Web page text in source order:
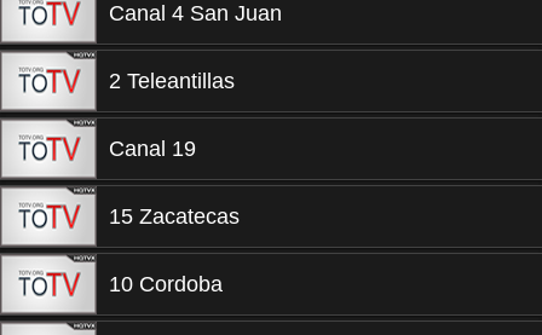
Canal 4 San Juan
2 Teleantillas
Canal 19
15 Zacatecas
10 Cordoba